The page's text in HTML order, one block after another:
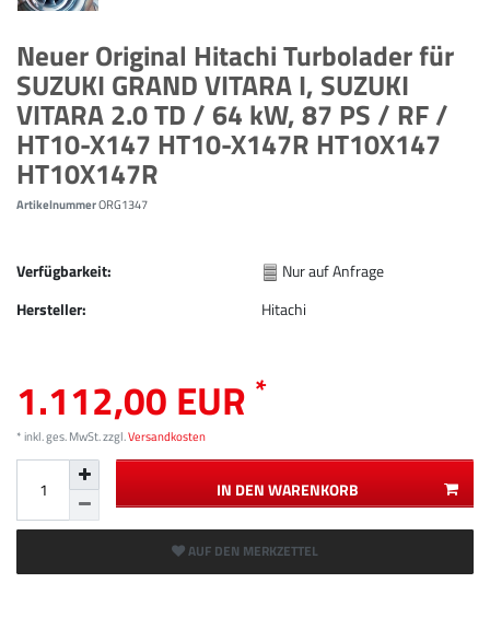
Neuer Original Hitachi Turbolader für
SUZUKI GRAND VITARA I, SUZUKI
VITARA 2.0 TD / 64 kW, 87 PS / RF /
HT10-X147 HT10-X147R HT10X147
HT10X147R
ArtikelnummerORG1347
Verfügbarkeit:
Hersteller:
Nur auf Anfrage
Hitachi
1.112,00 EUR *
* inkl. ges. MwSt. zzgl.Versandkosten
IN DEN WARENKORB
AUF DEN MERKZETTEL